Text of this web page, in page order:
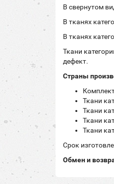
В свернутом
В тканях
В тканях
Ткани
дефект.
Страны
Ткани
Ткани
Ткани
Ткани
Срок
Обмен и